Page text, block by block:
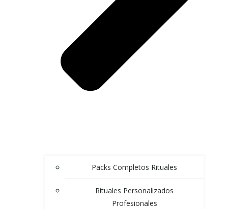
Packs Completos Rituales
Rituales Personalizados
Profesionales